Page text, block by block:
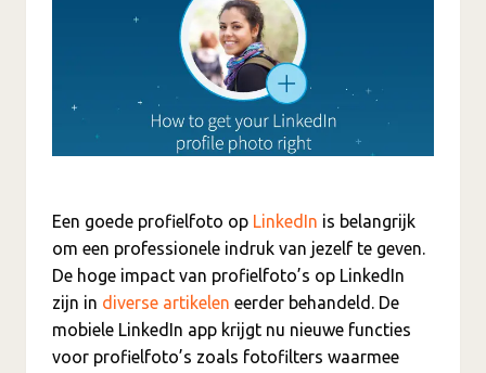
Een goede profielfoto op LinkedIn is belangrijk
om een professionele indruk van jezelf te geven.
De hoge impact van profielfoto’s op LinkedIn
zijn in diverse artikelen eerder behandeld. De
mobiele LinkedIn app krijgt nu nieuwe functies
voor profielfoto’s zoals fotofilters waarmee